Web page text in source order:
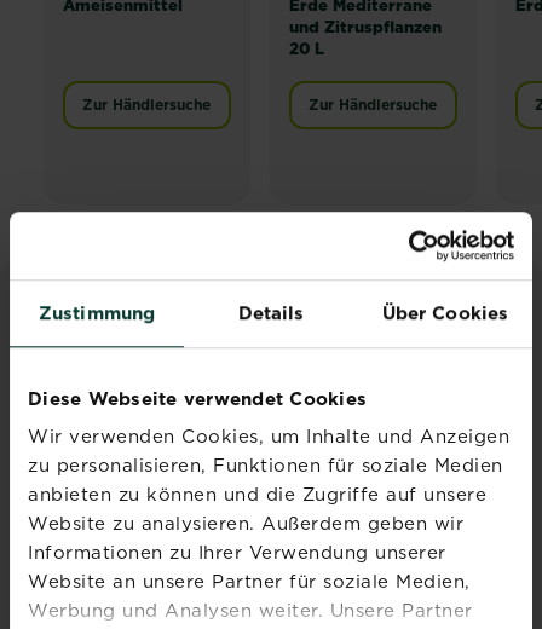
Zustimmung Details Über Cookies
Diese Webseite verwendet Cookies
Wir verwenden Cookies, um Inhalte und Anzeigen
zu personalisieren, Funktionen für soziale Medien
anbieten zu können und die Zugriffe auf unsere
Website zu analysieren. Außerdem geben wir
Informationen zu Ihrer Verwendung unserer
Website an unsere Partner für soziale Medien,
Werbung und Analysen weiter. Unsere Partner
Ameisenmittel
Zur Händlersuche
Erde Mediterrane
und Zitruspflanzen
20 L
Zur Händlersuche
INSPIRATION & RATGEBER
Zeolith: Wasser- und